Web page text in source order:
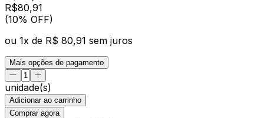
R$80,91
(10% OFF)
ou 1x de R$ 80,91 sem juros
Mais opções de pagamento
unidade(s)
Adicionar ao carrinho
Comprar agora